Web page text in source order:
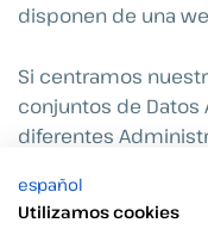
disponen de una
Si centramos
conjuntos de
diferentes
(583) se encuentran
español
Utilizamos cookies